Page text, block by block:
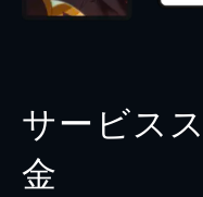
サービス
金